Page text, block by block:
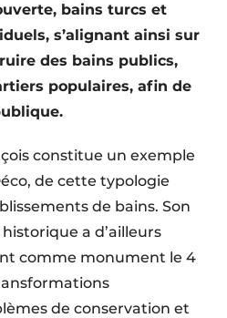
bains turcs et
s’alignant ainsi sur
des bains publics,
populaires, afin de
constitue un exemple
de cette typologie
de bains. Son
a d’ailleurs
comme monument le 4
de conservation et